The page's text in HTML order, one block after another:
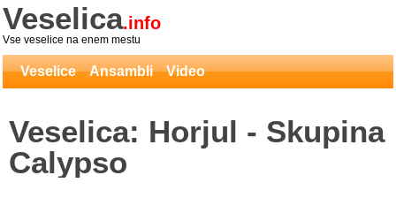
Veselica.info
Vse veselice na enem mestu
Veselice Ansambli Video
Veselica: Horjul - Skupina
Calypso